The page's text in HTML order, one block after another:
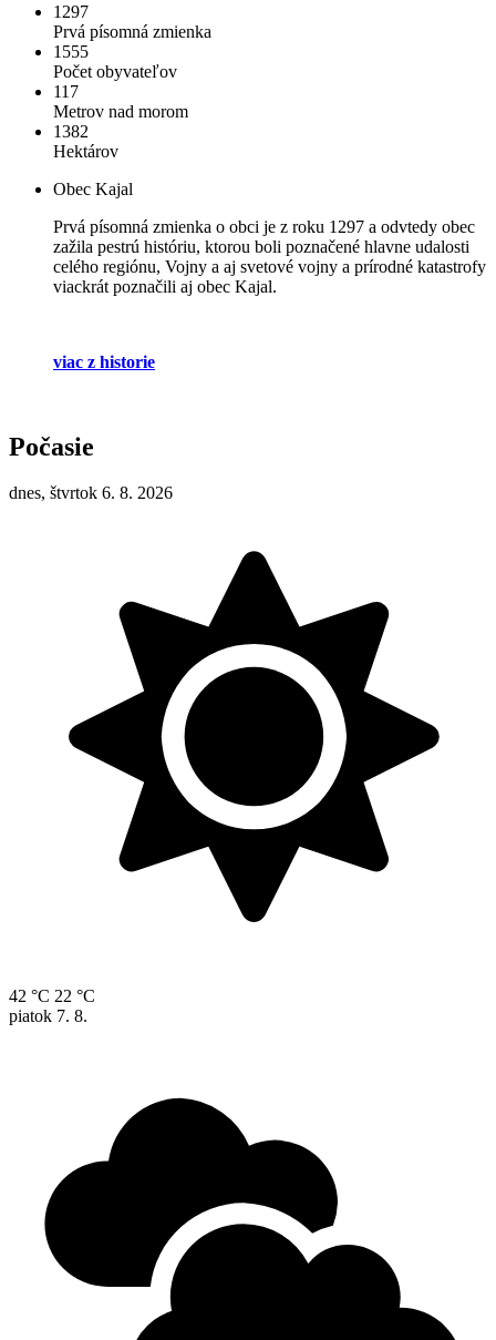
1297
Prvá písomná zmienka
1555
Počet obyvateľov
117
Metrov nad morom
1382
Hektárov
Obec Kajal
Prvá písomná zmienka o obci je z roku 1297 a odvtedy obec
zažila pestrú históriu, ktorou boli poznačené hlavne udalosti
celého regiónu, Vojny a aj svetové vojny a prírodné katastrofy
viackrát poznačili aj obec Kajal.
viac z historie
Počasie
dnes, štvrtok 6. 8. 2026
42 °C 22 °C
piatok 7. 8.